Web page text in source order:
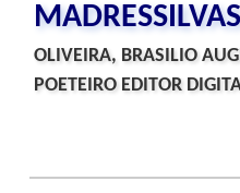
MADRESSILVAS
OLIVEIRA, BRASILIO
POETEIRO EDITOR